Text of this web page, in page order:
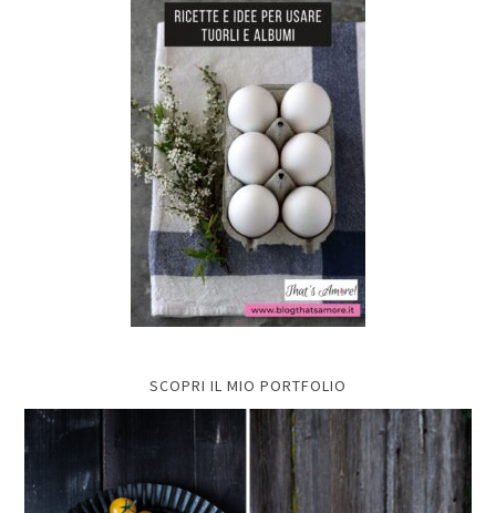
SCOPRI IL MIO PORTFOLIO